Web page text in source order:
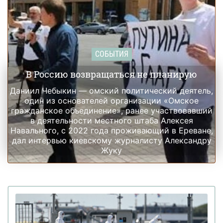
СОБЫТИЯ
В Россию возвращаться не планирую
Даниил Чебыкин — омский политический деятель,
один из основателей организации «Омское
гражданское объединение», ранее участвовавший
в деятельности местного штаба Алексея
Навального, с 2022 года проживающий в Ереване,
дал интервью киевскому журналисту Александру
Жуку